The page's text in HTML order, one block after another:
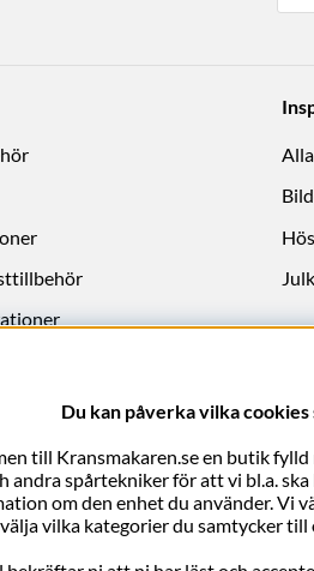
Du kan påverka vilka cookies
till Kransmakaren.se en butik
andra spårtekniker för att vi bl.a.
om den enhet du använder.
vilka kategorier du samtycker